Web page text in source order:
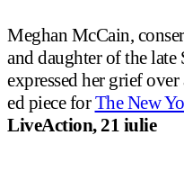
Meghan McCain,
and daughter of the
expressed her grief
ed piece forThe New
LiveAction, 21 iulie